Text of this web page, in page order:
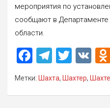
мероприятия по
сообщают в Департаменте
области.
F
a
ce
T
el
e
T
tt
V
K
Метки: Шахта, Шахтер,